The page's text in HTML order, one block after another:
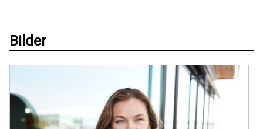
Bilder